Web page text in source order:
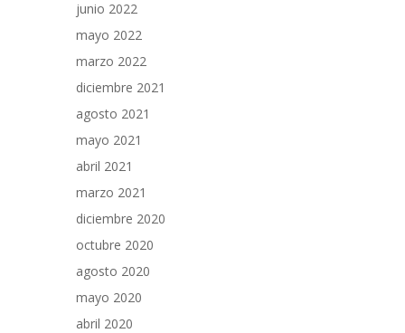
junio 2022
mayo 2022
marzo 2022
diciembre 2021
agosto 2021
mayo 2021
abril 2021
marzo 2021
diciembre 2020
octubre 2020
agosto 2020
mayo 2020
abril 2020